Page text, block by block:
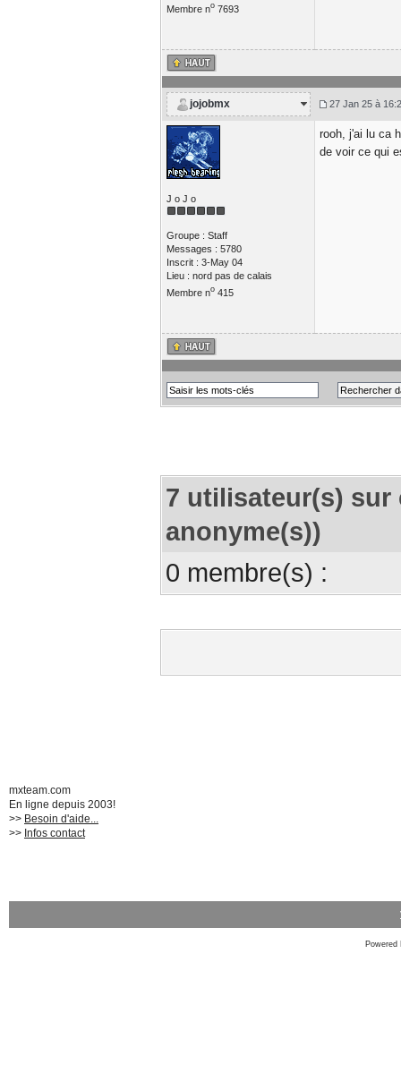
Membre no7693
jojobmx 27 Jan 25 à
J o J o
Groupe : Staff
Messages : 5780
Inscrit : 3-May 04
Lieu : nord pas de calais
Membre no415
rooh, j'ai lu ca
de voir ce qui
7 utilisateur(s) sur
anonyme(s))
0 membre(s) :
mxteam.com
En ligne depuis 2003!
>> Besoin d'aide...
>> Infos contact